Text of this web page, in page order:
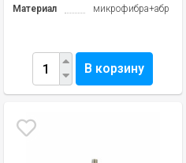
Материал
микрофибра+абразив
В корзину